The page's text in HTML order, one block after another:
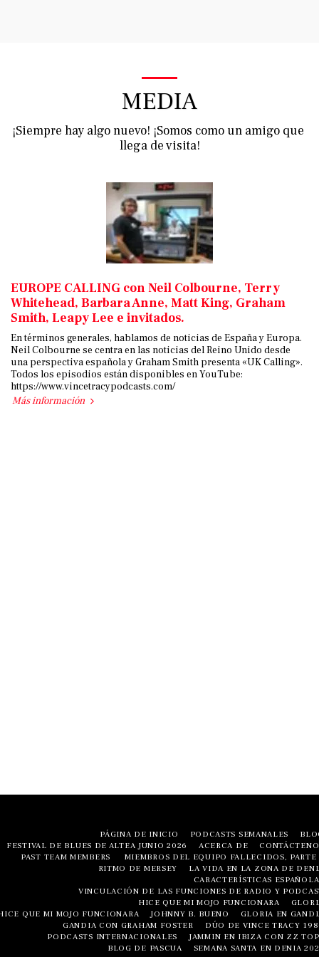
MEDIA
¡Siempre hay algo nuevo! ¡Somos como un amigo que
llega de visita!
EUROPE CALLING con Neil Colbourne, Terry
Whitehead, Barbara Anne, Matt King, Graham
Smith, Leapy Lee e invitados.
En términos generales, hablamos de noticias de España y Europa.
Neil Colbourne se centra en las noticias del Reino Unido desde
una perspectiva española y Graham Smith presenta «UK Calling».
Todos los episodios están disponibles en YouTube:
https://www.vincetracypodcasts.com/
Más información
PÁGINA DE INICIO PODCASTS SEMANALES
FESTIVAL DE BLUES DE ALTEA JUNIO ​​2026
ACERCA DE
PAST TEAM MEMBERS
MIEMBROS DEL EQUIPO FALLECIDOS, PARTE
RITMO DE MERSEY
LA VIDA EN LA ZONA DE
CARACTERÍSTICAS
VINCULACIÓN DE LAS FUNCIONES DE RADIO Y
HICE QUE MI MOJO FUNCIONARA
QUE MI MOJO FUNCIONARA
JOHNNY B. BUENO
GLORIA EN
GANDIA CON GRAHAM FOSTER
DÚO DE VINCE TRACY
PODCASTS INTERNACIONALES
JAMMIN EN IBIZA CON ZZ
BLOG DE PASCUA
SEMANA SANTA EN DENIA